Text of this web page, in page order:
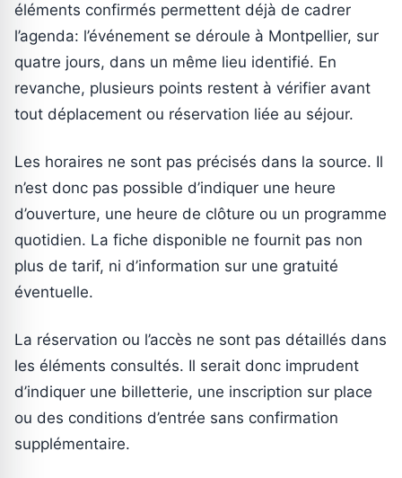
éléments confirmés permettent déjà de cadrer
l’agenda: l’événement se déroule à Montpellier, sur
quatre jours, dans un même lieu identifié. En
revanche, plusieurs points restent à vérifier avant
tout déplacement ou réservation liée au séjour.
Les horaires ne sont pas précisés dans la source. Il
n’est donc pas possible d’indiquer une heure
d’ouverture, une heure de clôture ou un programme
quotidien. La fiche disponible ne fournit pas non
plus de tarif, ni d’information sur une gratuité
éventuelle.
La réservation ou l’accès ne sont pas détaillés dans
les éléments consultés. Il serait donc imprudent
d’indiquer une billetterie, une inscription sur place
ou des conditions d’entrée sans confirmation
supplémentaire.